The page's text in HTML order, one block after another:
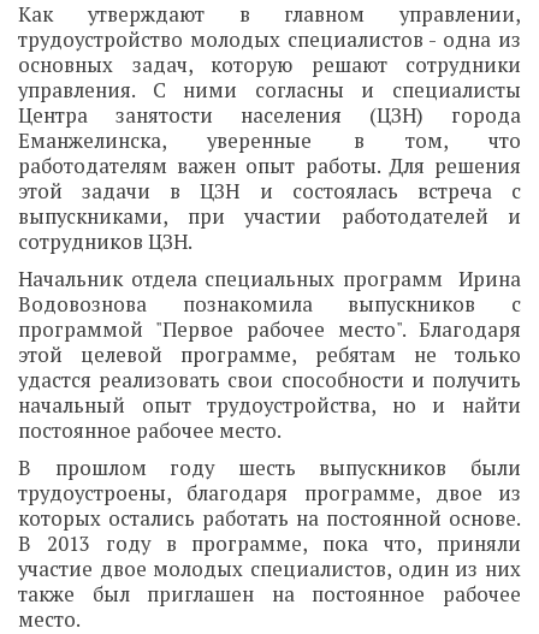
Как утверждают в главном управлении,
трудоустройство молодых специалистов - одна из
основных задач, которую решают сотрудники
управления. С ними согласны и специалисты
Центра занятости населения (ЦЗН) города
Еманжелинска, уверенные в том, что
работодателям важен опыт работы. Для решения
этой задачи в ЦЗН и состоялась встреча с
выпускниками, при участии работодателей и
сотрудников ЦЗН.
Начальник отдела специальных программ Ирина
Водовознова познакомила выпускников с
программой "Первое рабочее место". Благодаря
этой целевой программе, ребятам не только
удастся реализовать свои способности и получить
начальный опыт трудоустройства, но и найти
постоянное рабочее место.
В прошлом году шесть выпускников были
трудоустроены, благодаря программе, двое из
которых остались работать на постоянной основе.
В 2013 году в программе, пока что, приняли
участие двое молодых специалистов, один из них
также был приглашен на постоянное рабочее
место.